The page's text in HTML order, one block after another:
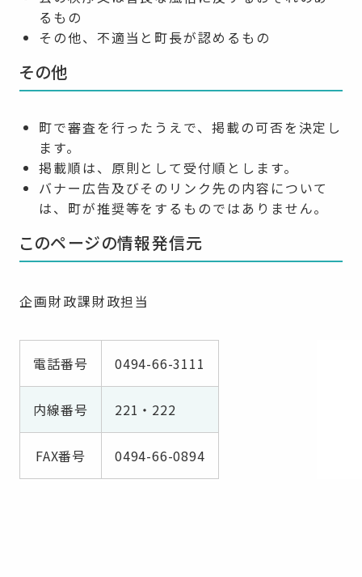
るもの
その他、不適当と町長が認めるもの
その他
町で審査を行ったうえで、掲載の可否を決定し
ます。
掲載順は、原則として受付順とします。
バナー広告及びそのリンク先の内容について
は、町が推奨等をするものではありません。
このページの情報発信元
企画財政課財政担当
電話番号 0494-66-3111
内線番号 221・222
FAX番号 0494-66-0894